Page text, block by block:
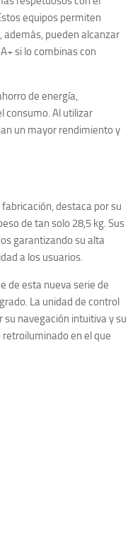
línea de calderas,
de un desarrollo
respetuosos con el
equipos permiten
pueden alcanzar
si lo combinas con
de energía,
consumo. Al utilizar
un mayor rendimiento y
destaca por su